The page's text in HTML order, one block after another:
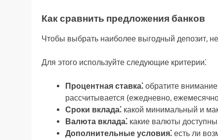
Как сравнить предложения банков
Чтобы выбрать наиболее выгодный депозит,
Для этого используйте следующие критерии⁚
Процентная ставка⁚ обратите
рассчитывается (ежедневно,
Сроки вклада⁚ какой минимальный и
Валюта вклада⁚ какие валюты
Дополнительные условия⁚ есть ли